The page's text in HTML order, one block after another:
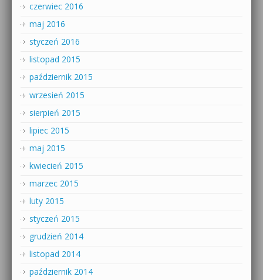
czerwiec 2016
maj 2016
styczeń 2016
listopad 2015
październik 2015
wrzesień 2015
sierpień 2015
lipiec 2015
maj 2015
kwiecień 2015
marzec 2015
luty 2015
styczeń 2015
grudzień 2014
listopad 2014
październik 2014